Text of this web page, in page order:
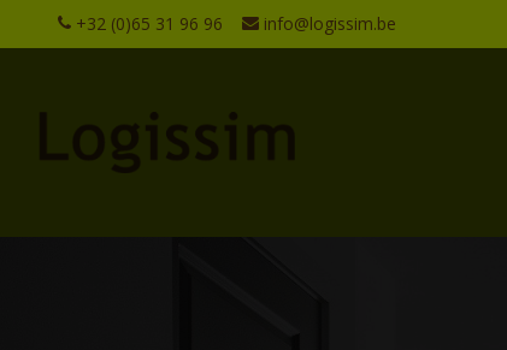
+32 (0)65 31 96 96 info@logissim.be